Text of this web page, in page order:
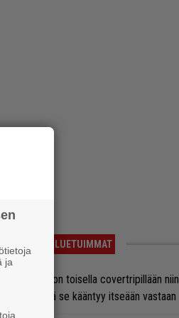
LUETUIMMAT
Saimaa on toisella covertripillään niin
että se kääntyy itseään vastaan
ja